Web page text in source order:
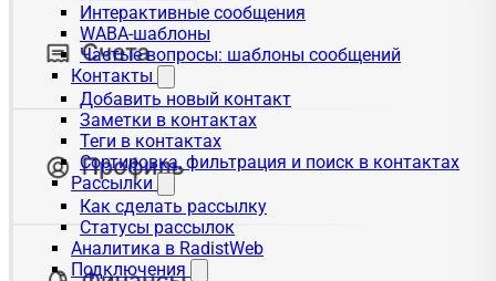
Интерактивные сообщения
WABA-шаблоны
Частые вопросы: шаблоны сообщений
Контакты
Добавить новый контакт
Заметки в контактах
Теги в контактах
Сортировка, фильтрация и поиск в контактах
Рассылки
Как сделать рассылку
Статусы рассылок
Аналитика в RadistWeb
Подключения